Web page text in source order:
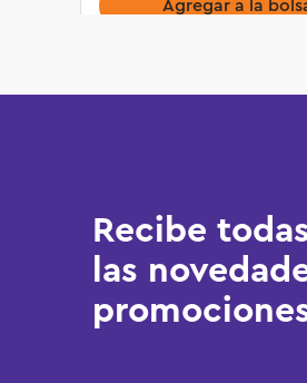
Agregar a la
Recibe
las